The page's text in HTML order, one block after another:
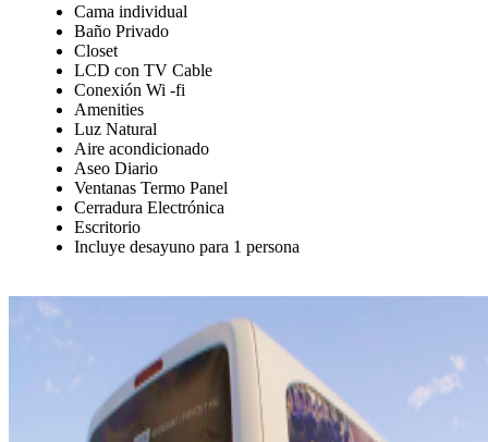
Cama individual
Baño Privado
Closet
LCD con TV Cable
Conexión Wi -fi
Amenities
Luz Natural
Aire acondicionado
Aseo Diario
Ventanas Termo Panel
Cerradura Electrónica
Escritorio
Incluye desayuno para 1 persona